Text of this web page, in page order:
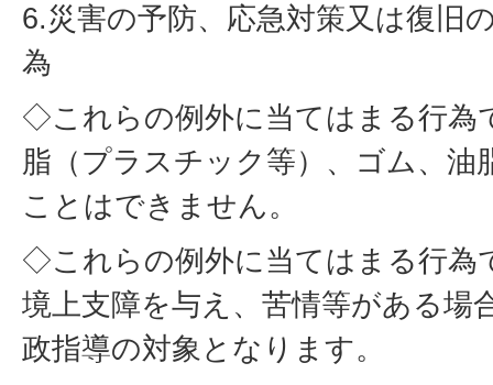
6.災害の予防、応急対策又は復旧
為
◇これらの例外に当てはまる行為
脂（プラスチック等）、ゴム、油
ことはできません。
◇これらの例外に当てはまる行為
境上支障を与え、苦情等がある場
政指導の対象となります。